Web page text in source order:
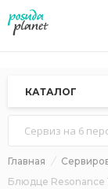
КАТАЛОГ
Сервиз на 6
Главная
Блюдце Resonance